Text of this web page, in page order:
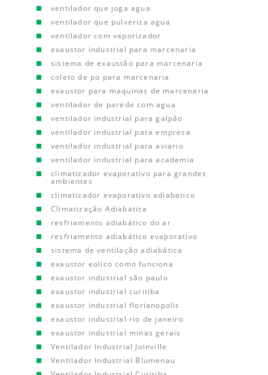
ventilador que joga agua
ventilador que pulveriza agua
ventilador com vaporizador
exaustor industrial para marcenaria
sistema de exaustão para marcenaria
coleto de po para marcenaria
exaustor para maquinas de marcenaria
ventilador de parede com agua
ventilador industrial para galpão
ventilador industrial para empresa
ventilador industrial para aviario
ventilador industrial para academia
climatizador evaporativo para grandes
ambientes
climatizador evaporativo adiabatico
Climatização Adiabatica
resfriamento adiabático do ar
resfriamento adiabático evaporativo
sistema de ventilação adiabática
exaustor eolico como funciona
exaustor industrial são paulo
exaustor industrial curitiba
exaustor industrial florianopolis
exaustor industrial rio de janeiro
exaustor industrial minas gerais
Ventilador Industrial Joinville
Ventilador Industrial Blumenau